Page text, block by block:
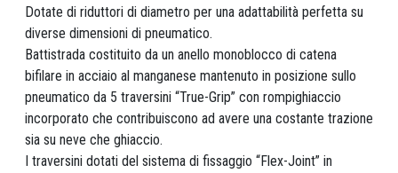
Dotate di riduttori di diametro per una adattabilità perfetta su
diverse dimensioni di pneumatico.
Battistrada costituito da un anello monoblocco di catena
bifilare in acciaio al manganese mantenuto in posizione sullo
pneumatico da 5 traversini “True-Grip” con rompighiaccio
incorporato che contribuiscono ad avere una costante trazione
sia su neve che ghiaccio.
I traversini dotati del sistema di fissaggio “Flex-Joint” in